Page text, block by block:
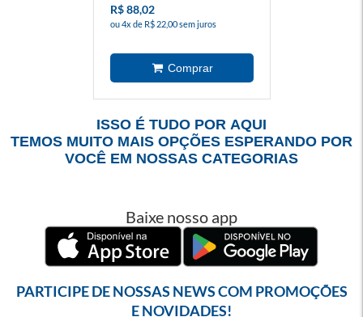
R$ 88,02
ou 4x de R$ 22,00 sem juros
ISSO É TUDO POR AQUI
TEMOS MUITO MAIS OPÇÕES ESPERANDO POR
VOCÊ EM NOSSAS CATEGORIAS
Baixe nosso app
PARTICIPE DE NOSSAS NEWS COM PROMOÇÕES
E NOVIDADES!